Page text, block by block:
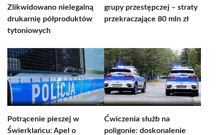
Zlikwidowano nielegalną
drukarnię półproduktów
tytoniowych
grupy przestępczej – straty
przekraczające 80 mln zł
Potrącenie pieszej w
Świerklańcu: Apel o
Ćwiczenia służb na
poligonie: doskonalenie